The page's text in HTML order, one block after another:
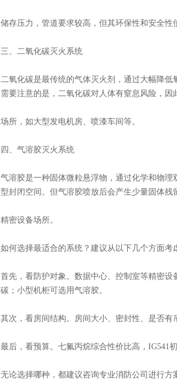
储存压力，管道要求较高，但其环保性和安全性
三、二氧化碳灭火系统
二氧化碳是最传统的气体灭火剂，通过大幅降
需要注意的是，二氧化碳对人体有窒息风险，因
场所，如大型发电机房、喷漆车间等。
四、气溶胶灭火系统
气溶胶是一种固体微粒悬浮物，通过化学和物
型封闭空间。但气溶胶喷放后会产生少量固体残
精密设备场所。
如何选择最适合的系统？建议从以下几个方面考
首先，看防护对象。数据中心、控制室等精密
碳；小型机柜可选用气溶胶。
其次，看房间结构。房间大小、密封性、是否有
最后，看预算。七氟丙烷综合性价比高，IG541
无论选择哪种，都建议咨询专业消防公司进行方